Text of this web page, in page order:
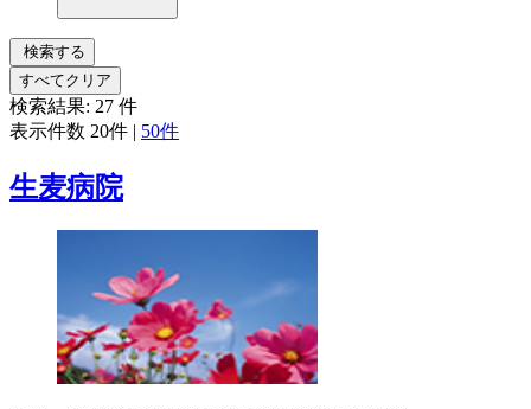
検索する
すべてクリア
検索結果: 27 件
表示件数 20件 | 50件
生麦病院